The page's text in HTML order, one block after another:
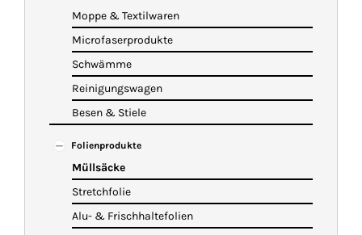
Moppe & Textilwaren
Microfaserprodukte
Schwämme
Reinigungswagen
Besen & Stiele
Folienprodukte
Müllsäcke
Stretchfolie
Alu- & Frischhaltefolien